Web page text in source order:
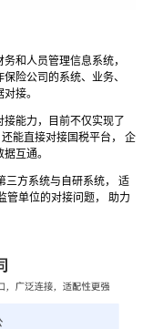
和人员管理信息系统，
险公司的系统、业务、
接。
能力，目前不仅实现了
能直接对接国税平台， 企
互通。
三方系统与自研系统， 适
管单位的对接问题， 助力